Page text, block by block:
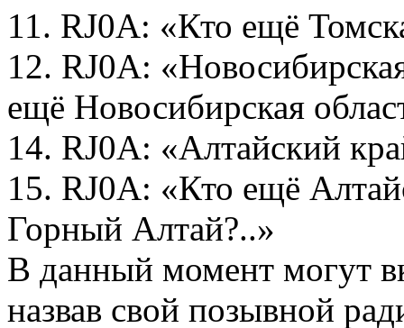
11. RJ0A: «Кто ещё
12. RJ0A:
ещё Новосибирская
14. RJ0A: «Алтайский
15. RJ0A: «Кто ещё
Горный Алтай?..»
В данный момент могут
назвав свой позывной